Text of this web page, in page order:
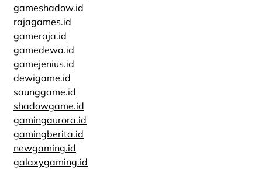
gameshadow.id
rajagames.id
gameraja.id
gamedewa.id
gamejenius.id
dewigame.id
saunggame.id
shadowgame.id
gamingaurora.id
gamingberita.id
newgaming.id
galaxygaming.id